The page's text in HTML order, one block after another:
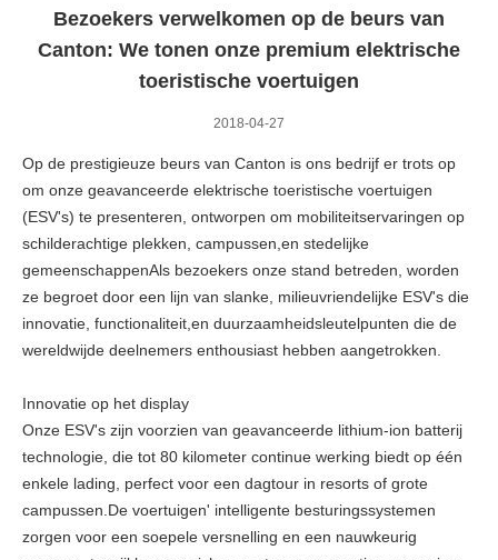
Bezoekers verwelkomen op de beurs van
Canton: We tonen onze premium elektrische
toeristische voertuigen
2018-04-27
Op de prestigieuze beurs van Canton is ons bedrijf er trots op
om onze geavanceerde elektrische toeristische voertuigen
(ESV's) te presenteren, ontworpen om mobiliteitservaringen op
schilderachtige plekken, campussen,en stedelijke
gemeenschappenAls bezoekers onze stand betreden, worden
ze begroet door een lijn van slanke, milieuvriendelijke ESV's die
innovatie, functionaliteit,en duurzaamheid­sleutelpunten die de
wereldwijde deelnemers enthousiast hebben aangetrokken.
Innovatie op het display
Onze ESV's zijn voorzien van geavanceerde lithium-ion batterij
technologie, die tot 80 kilometer continue werking biedt op één
enkele lading, perfect voor een dagtour in resorts of grote
campussen.De voertuigen' intelligente besturingssystemen
zorgen voor een soepele versnelling en een nauwkeurig